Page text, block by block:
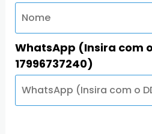
WhatsApp (Insira com
17996737240)